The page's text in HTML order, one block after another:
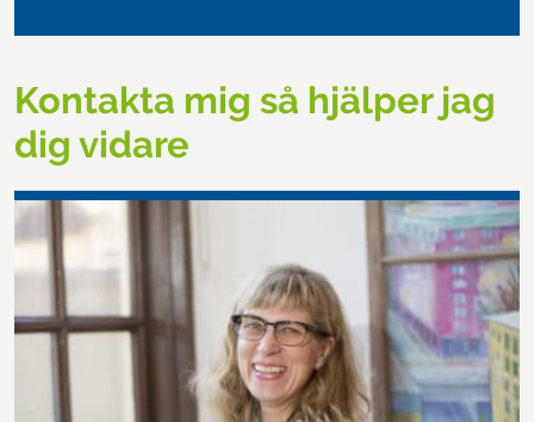
Kontakta mig så hjälper jag
dig vidare